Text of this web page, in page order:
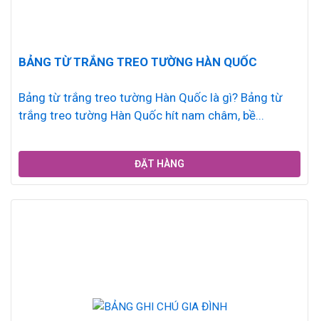
BẢNG TỪ TRẮNG TREO TƯỜNG HÀN QUỐC
Bảng từ trắng treo tường Hàn Quốc là gì? Bảng từ
trắng treo tường Hàn Quốc hít nam châm, bề...
ĐẶT HÀNG